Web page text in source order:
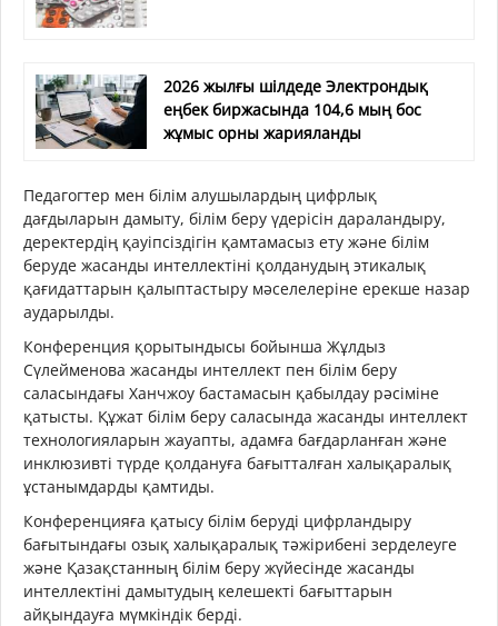
2026 жылғы шілдеде Электрондық
еңбек биржасында 104,6 мың бос
жұмыс орны жарияланды
Педагогтер мен білім алушылардың цифрлық
дағдыларын дамыту, білім беру үдерісін дараландыру,
деректердің қауіпсіздігін қамтамасыз ету және білім
беруде жасанды интеллектіні қолданудың этикалық
қағидаттарын қалыптастыру мәселелеріне ерекше назар
аударылды.
Конференция қорытындысы бойынша Жұлдыз
Сүлейменова жасанды интеллект пен білім беру
саласындағы Ханчжоу бастамасын қабылдау рәсіміне
қатысты. Құжат білім беру саласында жасанды интеллект
технологияларын жауапты, адамға бағдарланған және
инклюзивті түрде қолдануға бағытталған халықаралық
ұстанымдарды қамтиды.
Конференцияға қатысу білім беруді цифрландыру
бағытындағы озық халықаралық тәжірибені зерделеуге
және Қазақстанның білім беру жүйесінде жасанды
интеллектіні дамытудың келешекті бағыттарын
айқындауға мүмкіндік берді.